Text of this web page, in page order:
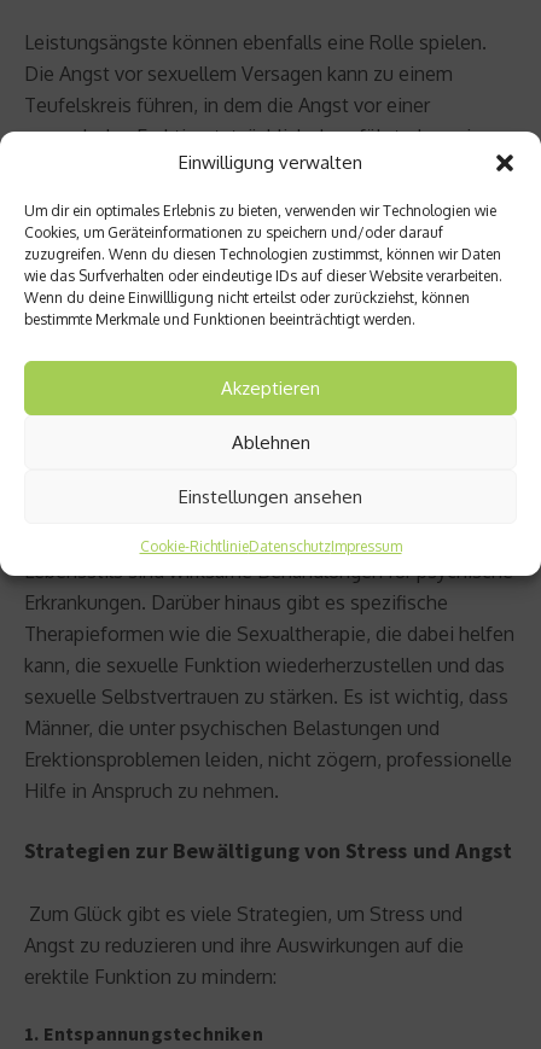
Einwilligung verwalten
Um dir ein optimales Erlebnis zu bieten, verwenden wir Technologien wie
Cookies, um Geräteinformationen zu speichern und/oder darauf
zuzugreifen. Wenn du diesen Technologien zustimmst, können wir Daten
wie das Surfverhalten oder eindeutige IDs auf dieser Website verarbeiten.
Wenn du deine Einwillligung nicht erteilst oder zurückziehst, können
bestimmte Merkmale und Funktionen beeinträchtigt werden.
Akzeptieren
Ablehnen
Einstellungen ansehen
Cookie-RichtlinieDatenschutzImpressum
Leistungsängste können ebenfalls eine Rolle spielen.
Die Angst vor sexuellem Versagen kann zu einem
Teufelskreis führen, in dem die Angst vor einer
mangelnden Erektion tatsächlich dazu führt, dass eine
Erektion schwieriger zu erreichen ist. Mit der Zeit kann
dies das Selbstvertrauen untergraben und die Ängste
noch verstärken.
Die psychische Belastung kann sich auch indirekt auf die
erektile Funktion auswirken. Sie kann beispielsweise zu
übermäßigem Alkoholkonsum oder mangelnder
körperlicher Aktivität, die alle das Risiko einer erektilen
Zum Glück sind psychische Belastungen behandelbar.
Psychotherapie, Medikation und Änderungen des
Lebensstils sind wirksame Behandlungen für psychische
Erkrankungen. Darüber hinaus gibt es spezifische
Therapieformen wie die Sexualtherapie, die dabei helfen
kann, die sexuelle Funktion wiederherzustellen und das
sexuelle Selbstvertrauen zu stärken. Es ist wichtig, dass
Männer, die unter psychischen Belastungen und
Erektionsproblemen leiden, nicht zögern, professionelle
Hilfe in Anspruch zu nehmen.
Strategien zur Bewältigung von Stress und Angst
Zum Glück gibt es viele Strategien, um Stress und
Angst zu reduzieren und ihre Auswirkungen auf die
erektile Funktion zu mindern:
1. Entspannungstechniken